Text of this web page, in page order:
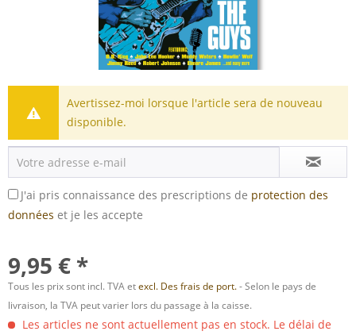
Avertissez-moi lorsque l'article sera de nouveau
disponible.
J'ai pris connaissance des prescriptions de protection des
données et je les accepte
9,95 € *
Tous les prix sont incl. TVA etexcl. Des frais de port.- Selon le pays de
livraison, la TVA peut varier lors du passage à la caisse.
Les articles ne sont actuellement pas en stock. Le délai de